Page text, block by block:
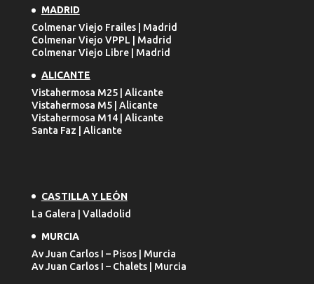
MADRID
Colmenar Viejo Frailes | Madrid
Colmenar Viejo VPPL | Madrid
Colmenar Viejo Libre | Madrid
ALICANTE
Vistahermosa M25 | Alicante
Vistahermosa M5 | Alicante
Vistahermosa M14 | Alicante
Santa Faz | Alicante
CASTILLA Y LEÓN
La Galera | Valladolid
MURCIA
Av Juan Carlos I – Pisos | Murcia
Av Juan Carlos I – Chalets | Murcia